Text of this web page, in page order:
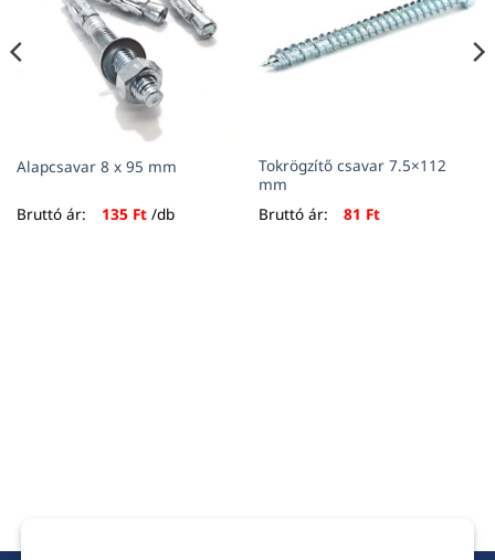
Alapcsavar 8 x 95 mm
Bruttó ár: 135 Ft/db
Tokrögzítő csavar 7.5×112
mm
Bruttó ár:
81 Ft